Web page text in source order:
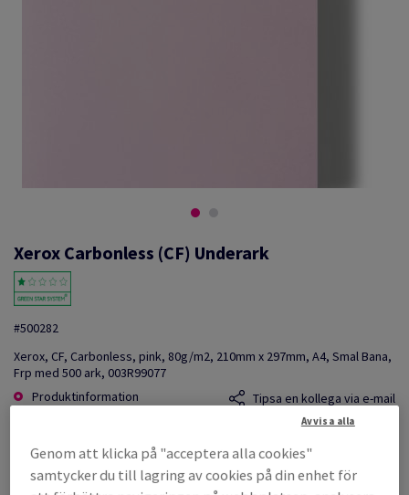
Xerox Carbonless (CF) Underark
#500282
Xerox, CF, Carbonless, pink, 80g/m2, 210mm x 297mm, A4, Smal Bana,
Frp med 500 ark, 003R99077
Produktinformation
Tipsa en kollega via e-mail
Listpris
Genom att klicka på "acceptera alla cookies"
samtycker du till lagring av cookies på din enhet för
Avvisa alla